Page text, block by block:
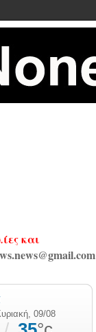
και